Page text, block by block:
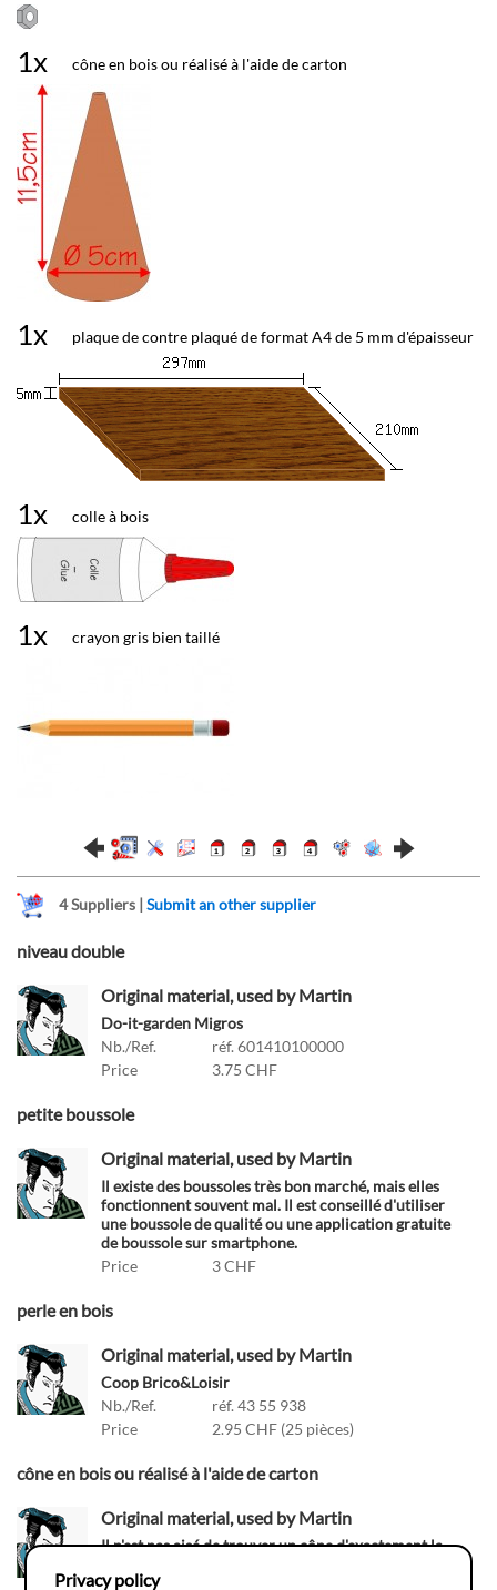
1x cône en bois ou réalisé à l'aide de carton
1x plaque de contre plaqué de format A4 de 5 mm d'épaisseur
1x colle à bois
1x crayon gris bien taillé
4Suppliers | Submit an other supplier
niveau double
Original material, used by Martin
Do-it-garden Migros
Nb./Ref.
réf. 601410100000
Price
3.75 CHF
petite boussole
Original material, used by Martin
Il existe des boussoles très bon marché, mais elles
fonctionnent souvent mal. Il est conseillé d'utiliser
une boussole de qualité ou une application gratuite
de boussole sur smartphone.
Price
3 CHF
perle en bois
Original material, used by Martin
Coop Brico&Loisir
Nb./Ref.
réf. 43 55 938
Price
2.95 CHF (25 pièces)
cône en bois ou réalisé à l'aide de carton
Original material, used by Martin
Il n'est pas aisé de trouver un cône d'exactement la
avec du carton (partir d'un cercle de 12.25 cm de
Privacy policy